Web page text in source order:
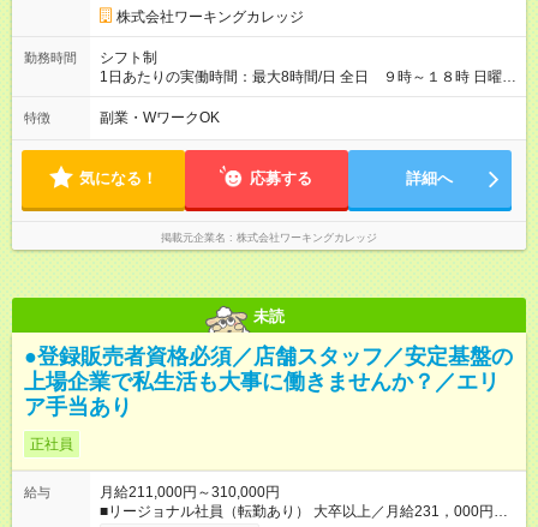
株式会社ワーキングカレッジ
勤務時間
シフト制
1日あたりの実働時間：最大8時間/日 全日 ９時～１８時 日曜・
祝日は定休日 完全週休二日制（シフト制） 希望休を習得する事
が可能です。（事前申請） 年間休日114日
特徴 副業・WワークOK
気になる！ 応募する 詳細へ
掲載元企業名 株式会社ワーキングカレッジ
未読
●登録販売者資格必須／店舗スタッフ／安定基盤の
上場企業で私生活も大事に働きませんか？／エリ
ア手当あり
正社員
給与
月給211,000円～310,000円
■リージョナル社員（転勤あり） 大卒以上／月給231，000円～